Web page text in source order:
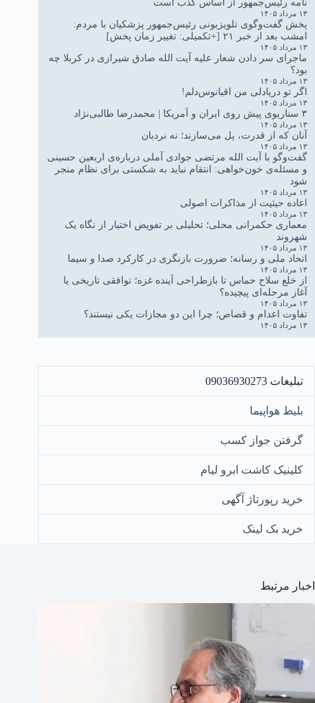
نامه رئیس‌جمهور از اساس کذب است
۱۳ مرداد ۱۴۰۵
پخش گفت‌وگوی تلویزیونی رئیس‌جمهور پزشکیان با مردم:
امشب بعد از خبر ۲۱ [+تکمیلی: تغییر زمان پخش]
۱۳ مرداد ۱۴۰۵
ماجرای سر دادن شعار علیه آیت الله صادق شیرازی در کربلا چه
بود؟
۱۳ مرداد ۱۴۰۵
اگر تو دریادلی من اقیانوس‌دلم!
۱۳ مرداد ۱۴۰۵
۳ سناریوی پیش روی ایران و آمریکا | محمدرضا طالبی‌نژاد
۱۳ مرداد ۱۴۰۵
آنان که از قدرت، پل می‌سازند؛ نه نردبان
۱۳ مرداد ۱۴۰۵
گفت‌وگو با آیت الله مرتضی جوادی آملی درباره‌ی اربعین حسینی
و مسئله‌ی خون‌خواهی: انتقام نباید به شکستی برای نظام منجر
شود
۱۳ مرداد ۱۴۰۵
اعاده حیثیت از مذاکرات اصولی
۱۳ مرداد ۱۴۰۵
معماری حکمرانی محلی؛ تحلیلی بر تفویض اختیار از نگاه یک
شهروند
۱۳ مرداد ۱۴۰۵
اتحاد ملی و رسانه؛ ضرورت بازنگری در کارکرد صدا و سیما
۱۳ مرداد ۱۴۰۵
از خلع سلاح حماس تا بازطراحی آینده غزه؛ توافقی تاریخی یا
آغاز مرحله‌ای پیچیده؟
۱۳ مرداد ۱۴۰۵
تفاوت اعدام و قصاص؛ چرا این دو مجازات یکی نیستند؟
۱۳ مرداد ۱۴۰۵
تبلیغات 09036930273
بلیط هواپیما
گرفتن جواز کسب
کلینیک کاشت ابرو لیام
خرید رپورتاژ آگهی
خرید بک لینک
اخبار مرتبط